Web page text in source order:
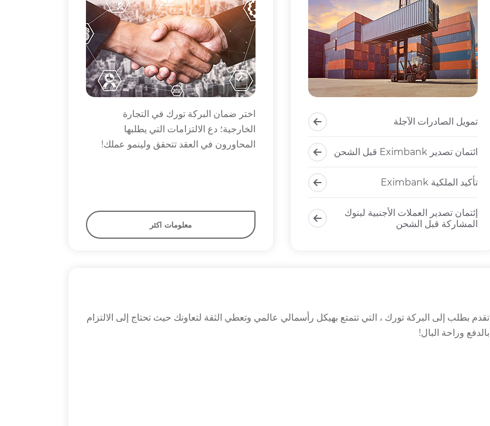
تمويل الصادرات الآجلة
ائتمان تصدير Eximbank قبل الشحن
تأكيد الملكية Eximbank
إئتمان تصدير العملات الأجنبية لبنوك
المشاركة قبل الشحن
اختر ضمان البركة تورك في التجارة
الخارجية؛ دع الالتزامات التي يطلبها
المحاورون في العقد تتحقق ولينمو عملك!
معلومات اكثر
تقدم بطلب إلى البركة تورك ، التي تتمتع بهيكل رأسمالي عالمي وتعطي الثقة لتعاونك حيث تحتاج إلى الالتزام
بالدفع وراحة البال!